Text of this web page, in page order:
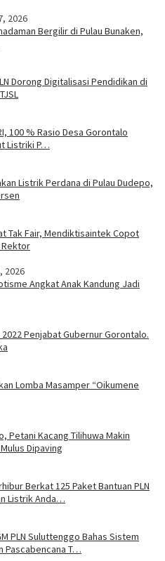
2026
Bergilir di Pulau Bunaken,
Dorong Digitalisasi Pendidikan di
100 % Rasio Desa Gorontalo
Listriki P…
Listrik Perdana di Pulau Dudepo,
Tak Fair, Mendiktisaintek Copot
2026
Angkat Anak Kandung Jadi
Penjabat Gubernur Gorontalo.
Lomba Masamper “Oikumene
Petani Kacang Tilihuwa Makin
Dipaving
Berkat 125 Paket Bantuan PLN
Listrik Anda…
PLN Suluttenggo Bahas Sistem
Pascabencana T…